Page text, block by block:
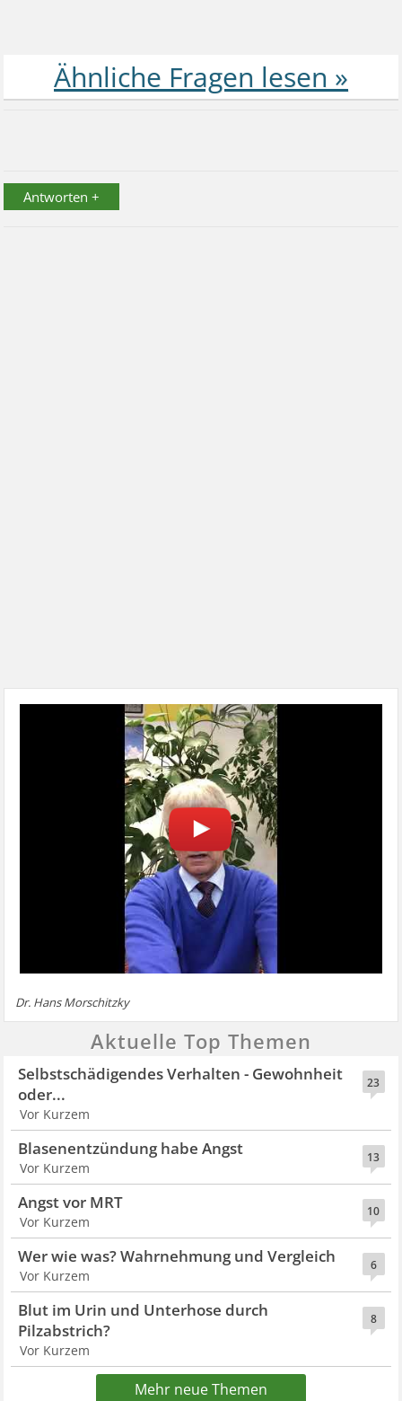
Antworten +
Dr. Hans Morschitzky
Aktuelle Top Themen
23
Selbstschädigendes Verhalten - Gewohnheit
oder...
Vor Kurzem
13
Blasenentzündung habe Angst
Vor Kurzem
10
Angst vor MRT
Vor Kurzem
6
Wer wie was? Wahrnehmung und Vergleich
Vor Kurzem
8
Blut im Urin und Unterhose durch
Pilzabstrich?
Vor Kurzem
Mehr neue Themen